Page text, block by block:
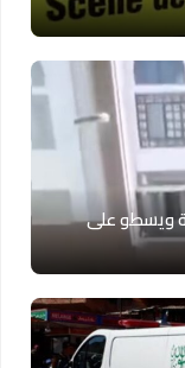
ويسطو على